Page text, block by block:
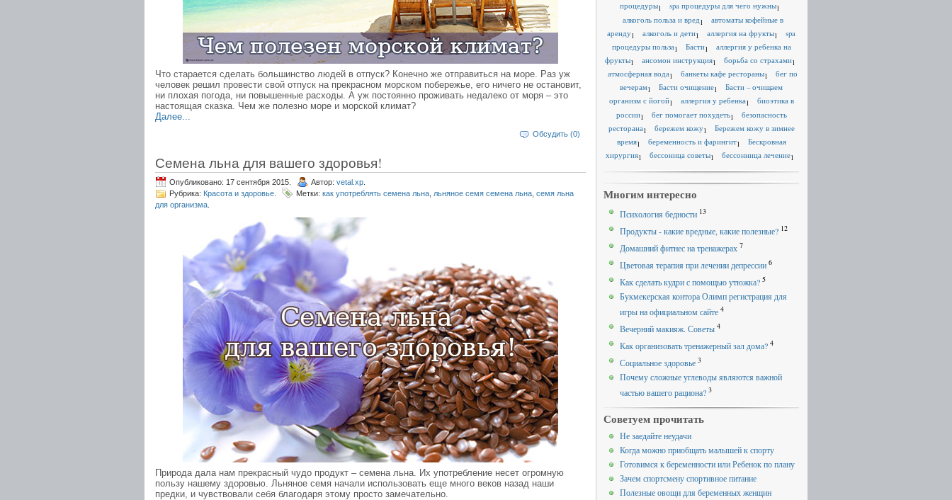
Что старается сделать большинство людей в отпуск? Конечно же отправиться на море. Раз уж
человек решил провести свой отпуск на прекрасном морском побережье, его ничего не остановит,
ни плохая погода, ни повышенные расходы. А уж постоянно проживать недалеко от моря – это
настоящая сказка. Чем же полезно море и морской климат?
Далее...
Обсудить (0)
Семена льна для вашего здоровья!
Опубликовано: 17 сентября 2015. Автор: vetal.xp
Рубрика: Красота и здоровье Метки: как употреблять семена льна льняное семя семена льна семя льна
для организма
Природа дала нам прекрасный чудо продукт – семена льна. Их употребление несет огромную
пользу нашему здоровью. Льняное семя начали использовать еще много веков назад наши
предки, и чувствовали себя благодаря этому просто замечательно.
процедуры1 spa процедуры для чего нужны1
алкоголь польза и вред1
автоматы кофейные в
аренду1 алкоголь и дети1 аллергия на фрукты1
spa
процедуры польза1 Басти1
аллергия у ребенка на
фрукты1 ансомон инструкция1 борьба со страхами1
атмосферная вода1 банкеты кафе рестораны1
бег по
вечерам1 Басти очищение1
Басти – очищаем
организм с йогой1 аллергия у ребенка1
биоэтика в
россии1 бег помогает похудеть1
безопасность
ресторана1 бережем кожу1
Бережем кожу в зимнее
время1 беременность и фарингит1
Бескровная
хирургия1 бессоница советы1 бессонница лечение1
Многим интересно
Психология бедности 13
Продукты - какие вредные, какие полезные? 12
Домашний фитнес на тренажерах 7
Цветовая терапия при лечении депрессии 6
Как сделать кудри с помощью утюжка? 5
Букмекерская контора Олимп регистрация для
игры на официальном сайте 4
Вечерний макияж. Советы 4
Как организовать тренажерный зал дома? 4
Социальное здоровье 3
Почему сложные углеводы являются важной
частью вашего рациона? 3
Советуем прочитать
Не заедайте неудачи
Когда можно приобщать малышей к спорту
Готовимся к беременности или Ребенок по плану
Зачем спортсмену спортивное питание
Полезные овощи для беременных женщин